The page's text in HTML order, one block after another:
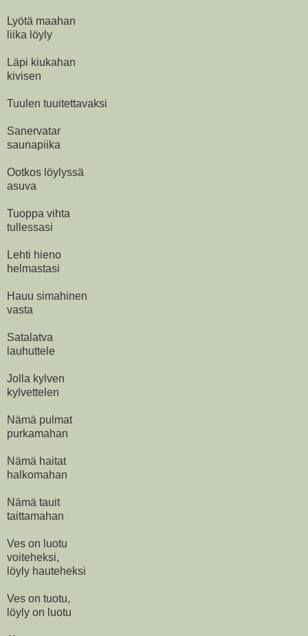
Lyötä maahan
liika löyly
Läpi kiukahan
kivisen
Tuulen tuuitettavaksi
Sanervatar
saunapiika
Ootkos löylyssä
asuva
Tuoppa vihta
tullessasi
Lehti hieno
helmastasi
Hauu simahinen
vasta
Satalatva
lauhuttele
Jolla kylven
kylvettelen
Nämä pulmat
purkamahan
Nämä haitat
halkomahan
Nämä tauit
taittamahan
Ves on luotu
voiteheksi,
löyly hauteheksi
Ves on tuotu,
löyly on luotu